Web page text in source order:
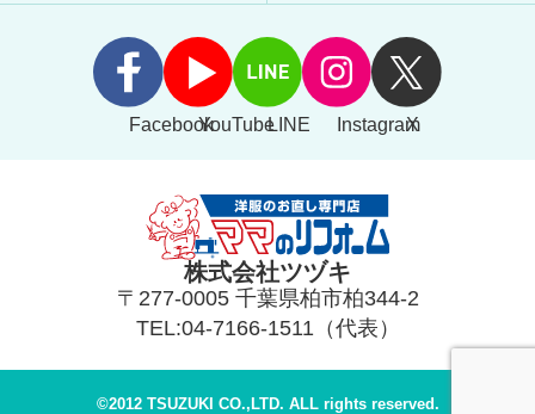
FacebookYouTubeLINE Instagram
X
株式会社ツヅキ
〒277-0005 千葉県柏市柏344-2
TEL:04-7166-1511（代表）
©2012 TSUZUKI CO.,LTD. ALL rights reserved.